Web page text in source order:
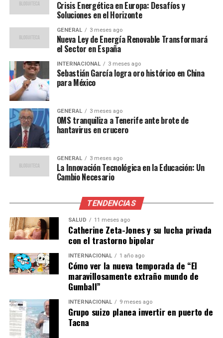
González explica que el foro busca inspirar a través de la
diseñadores y científicos. Entre las figuras que han
pasado por el escenario del ABF se encuentran Natalia
Oreiro, Marty Baron, Ágatha Ruiz de la Prada y Sophia,
la robot humanoide.
El Salto a Miami
Después de una década de consolidación en América
Latina, González decidió llevar el ABF a Miami, un
epicentro de negocios global. El evento, celebrado el 5 y
6 de noviembre en el Kaseya Center, reunió a figuras
como Donald Trump, Javier Milei, María Corina
Machado, Lionel Messi y Jeff Bezos.
La producción del evento fue de una magnitud sin
precedentes, con medidas de seguridad
cinematográficas debido a la presencia de Trump.
González recuerda con alivio cómo la participación del
expresidente estuvo a punto de ser cancelada, pero
finalmente se logró su presencia física.
Una Plataforma para Unir
El ABF se diferencia de otros foros como Davos o Aspen
por ser más abierto y accesible. González enfatiza que el
foro busca ser una plataforma para unir, permitiendo
Crisis Energética en Europa: Desafíos y
Soluciones en el Horizonte
GENERAL 3 meses ago
Nueva Ley de Energía Renovable Transformará
el Sector en España
INTERNACIONAL 3 meses ago
Sebastián García logra oro histórico en China
para México
GENERAL 3 meses ago
OMS tranquiliza a Tenerife ante brote de
hantavirus en crucero
GENERAL 3 meses ago
La Innovación Tecnológica en la Educación: Un
Cambio Necesario
TENDENCIAS
SALUD 11 meses ago
Catherine Zeta-Jones y su lucha privada
con el trastorno bipolar
INTERNACIONAL 1 año ago
Cómo ver la nueva temporada de “El
maravillosamente extraño mundo de
Gumball”
INTERNACIONAL 9 meses ago
Grupo suizo planea invertir en puerto de
Tacna